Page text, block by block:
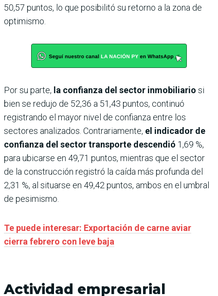
50,57 puntos, lo que posibilitó su retorno a la zona de
optimismo.
Por su parte, la confianza del sector inmobiliario si
bien se redujo de 52,36 a 51,43 puntos, continuó
registrando el mayor nivel de confianza entre los
sectores analizados. Contrariamente, el indicador de
confianza del sector transporte descendió 1,69 %,
para ubicarse en 49,71 puntos, mientras que el sector
de la construcción registró la caída más profunda del
2,31 %, al situarse en 49,42 puntos, ambos en el umbral
de pesimismo.
Te puede interesar: Exportación de carne aviar
cierra febrero con leve baja
Actividad empresarial